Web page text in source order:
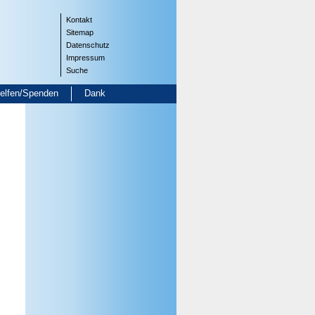
Kontakt
Sitemap
Datenschutz
Impressum
Suche
Spenden Dank